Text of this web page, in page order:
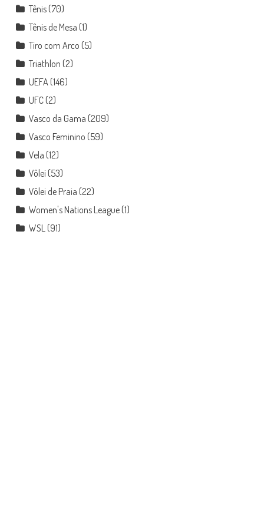
Tênis(70)
Tênis de Mesa (1)
Tiro com Arco (5)
Triathlon (2)
UEFA (146)
UFC(2)
Vasco da Gama (209)
Vasco Feminino (59)
Vela (12)
Vôlei (53)
Vôlei de Praia (22)
Women's Nations League(1)
WSL (91)